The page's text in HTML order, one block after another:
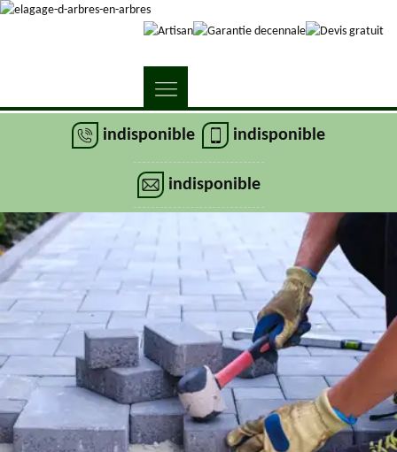
indisponible indisponible
indisponible